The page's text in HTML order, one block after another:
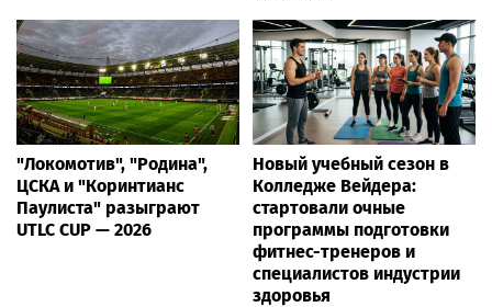
"Локомотив", "Родина",
ЦСКА и "Коринтианс
Паулиста" разыграют
UTLC CUP — 2026
Новый учебный сезон в
Колледже Вейдера:
стартовали очные
программы подготовки
фитнес-тренеров и
специалистов индустрии
здоровья